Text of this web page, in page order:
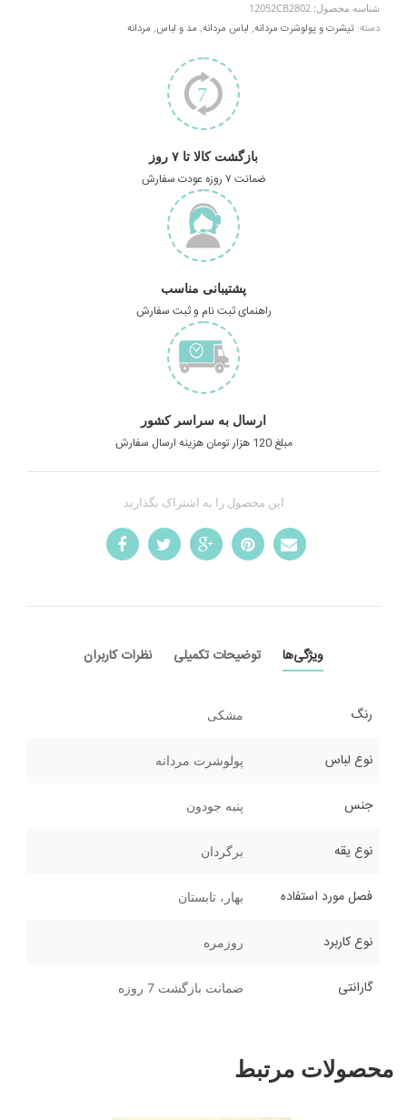
شناسه محصول: 12052CB2802
دسته: تیشرت و پولوشرت مردانه, لباس مردانه, مد و لباس, مردانه
بازگشت کالا تا ۷ روز
ضمانت ۷ روزه عودت سفارش
پشتیبانی مناسب
راهنمای ثبت نام و ثبت سفارش
ارسال به سراسر کشور
مبلغ 120 هزار تومان هزینه ارسال سفارش
این محصول را به اشتراک بگذارید
ویژگی‌ها توضیحات تکمیلی نظرات کاربران
رنگ مشکی
نوع لباس پولوشرت مردانه
جنس پنبه جودون
نوع یقه برگردان
فصل مورد استفاده بهار، تابستان
نوع کاربرد روزمره
گارانتی ضمانت بازگشت 7 روزه
محصولات مرتبط